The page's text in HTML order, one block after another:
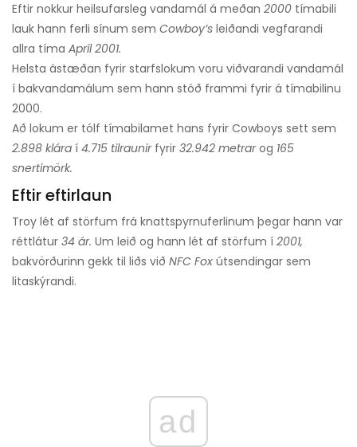
Eftir nokkur heilsufarsleg vandamál á meðan 2000 tímabili
lauk hann ferli sínum sem Cowboy’s leiðandi vegfarandi
allra tíma Apríl 2001.
Helsta ástæðan fyrir starfslokum voru viðvarandi vandamál
í bakvandamálum sem hann stóð frammi fyrir á tímabilinu
2000.
Að lokum er tólf tímabilamet hans fyrir Cowboys sett sem
2.898 klára í 4.715 tilraunirfyrir 32.942 metrarog 165
snertimörk.
Eftir eftirlaun
Troy lét af störfum frá knattspyrnuferlinum þegar hann var
réttlátur 34 ár. Um leið og hann lét af störfum í 2001,
bakvörðurinn gekk til liðs við NFC Fox útsendingar sem
litaskýrandi.
ad